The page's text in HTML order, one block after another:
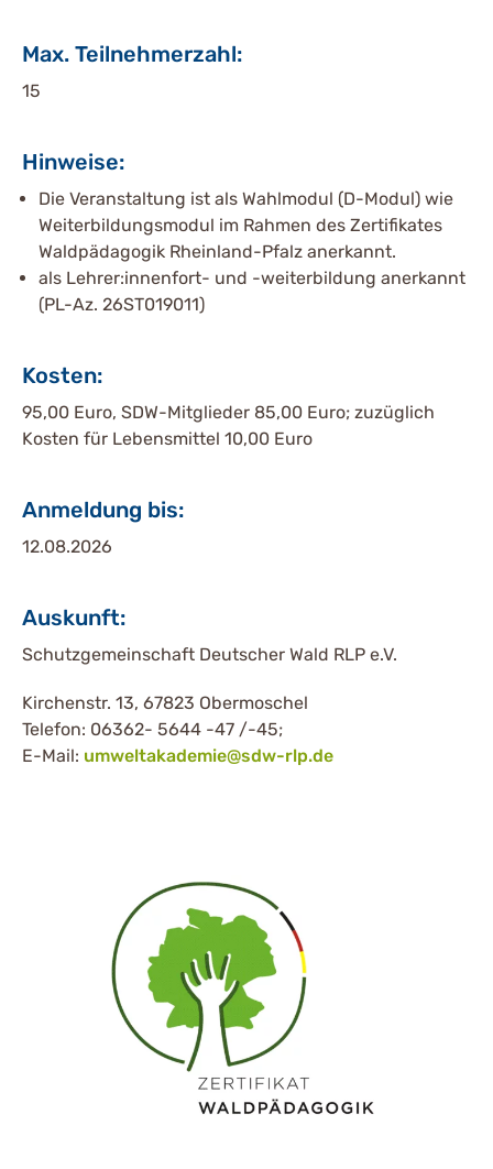
Max. Teilnehmerzahl:
15
Hinweise:
Die Veranstaltung ist als Wahlmodul (D-Modul) wie
Weiterbildungsmodul im Rahmen des Zertifikates
Waldpädagogik Rheinland-Pfalz anerkannt.
als Lehrer:innenfort- und -weiterbildung anerkannt
(PL-Az. 26ST019011)
Kosten:
95,00 Euro, SDW-Mitglieder 85,00 Euro; zuzüglich
Kosten für Lebensmittel 10,00 Euro
Anmeldung bis:
12.08.2026
Auskunft:
Schutzgemeinschaft Deutscher Wald RLP e.V.
Kirchenstr. 13, 67823 Obermoschel
Telefon: 06362- 5644 -47 /-45;
E-Mail: umweltakademie@sdw-rlp.de